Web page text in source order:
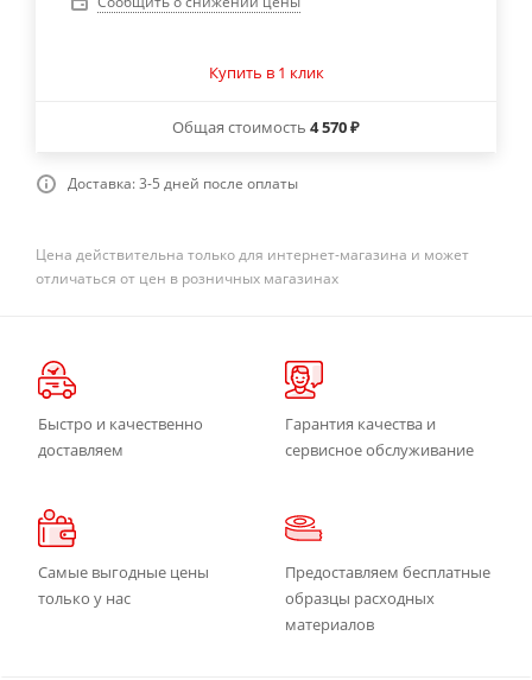
Купить в 1 клик
Общая стоимость 4 570 ₽
Доставка: 3-5 дней после оплаты
Цена действительна только для интернет-магазина и может
отличаться от цен в розничных магазинах
Быстро и качественно
доставляем
Гарантия качества и
сервисное обслуживание
Самые выгодные цены
только у нас
Предоставляем бесплатные
образцы расходных
материалов